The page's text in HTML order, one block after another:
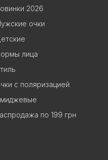
2026
очки
лица
с поляризацией
по 199 грн